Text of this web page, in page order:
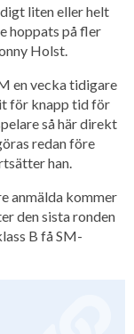
liten eller helt
hoppats på fler
Holst.
en vecka tidigare
för knapp tid för
så här direkt
redan före
han.
anmälda kommer
den sista ronden
B få SM-